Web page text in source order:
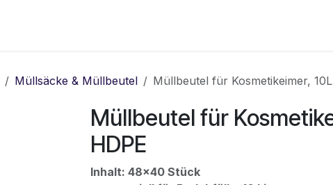
Müllsäcke & Müllbeutel Müllbeutel für Kosmetikeimer,
Müllbeutel für
HDPE
Inhalt: 48x40 Stück